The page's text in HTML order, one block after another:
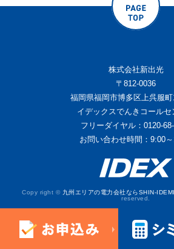
株式会社新出光
〒812-0036
福岡県福岡市博多区上呉服
イデックスでんきコールセ
フリーダイヤル：0120-
お問い合わせ時間：9:00
Copy right © 九州エリアの電力会社ならSHIN-
reserved.